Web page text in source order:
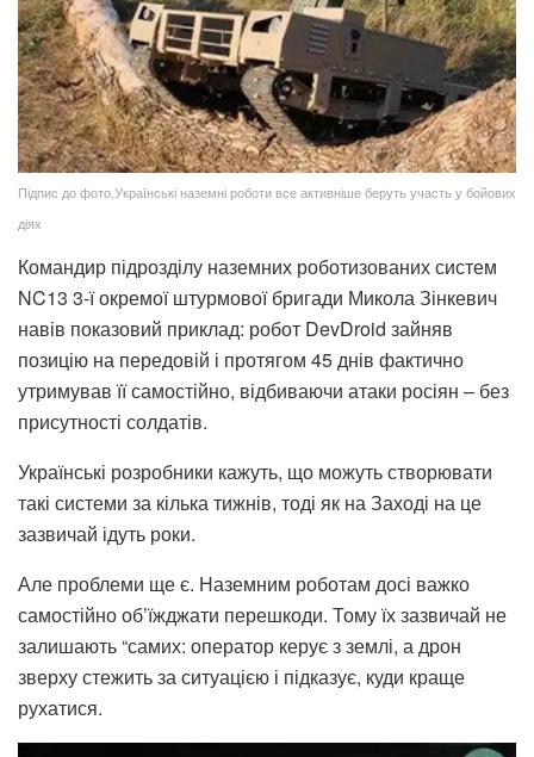
Підпис до фото,Українські наземні роботи все активніше беруть участь у бойових
діях
Командир підрозділу наземних роботизованих систем
NC13 3-ї окремої штурмової бригади Микола Зінкевич
навів показовий приклад: робот DevDroid зайняв
позицію на передовій і протягом 45 днів фактично
утримував її самостійно, відбиваючи атаки росіян – без
присутності солдатів.
Українські розробники кажуть, що можуть створювати
такі системи за кілька тижнів, тоді як на Заході на це
зазвичай ідуть роки.
Але проблеми ще є. Наземним роботам досі важко
самостійно об’їжджати перешкоди. Тому їх зазвичай не
залишають “самих: оператор керує з землі, а дрон
зверху стежить за ситуацією і підказує, куди краще
рухатися.